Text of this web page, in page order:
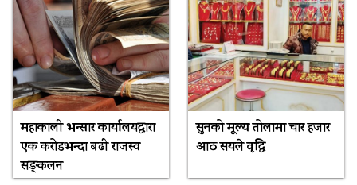
महाकाली भन्सार कार्यालयद्वारा
एक करोडभन्दा बढी राजस्व
सङ्कलन
सुनको मूल्य तोलामा चार हजार
आठ सयले वृद्धि